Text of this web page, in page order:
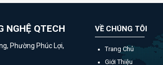
NGHỆ QTECH
Phường Phúc Lợi,
VỀ CHÚNG TÔI
Trang Chủ
Giới Thiệu